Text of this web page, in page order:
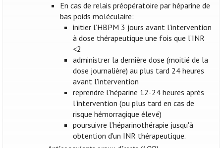
En cas de relais préopératoire par héparine de
bas poids moléculaire:
initier l’HBPM 3 jours avant l’intervention
à dose thérapeutique une fois que l’INR
<2
administrer la dernière dose (moitié de la
dose journalière) au plus tard 24 heures
avant l'intervention
reprendre l'héparine 12-24 heures après
l'intervention (ou plus tard en cas de
risque hémorragique élevé)
poursuivre l’héparinothérapie jusqu'à
obtention d'un INR thérapeutique.